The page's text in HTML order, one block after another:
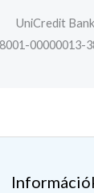
UniCredit Bank
00000013-